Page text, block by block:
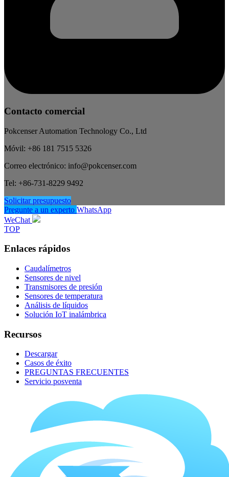
Contacto comercial
Pokcenser Automation Technology Co., Ltd
Móvil: +86 181 7515 5326
Correo electrónico: info@pokcenser.com
Tel: +86-731-8229 9492
Solicitar presupuesto
Pregunte a un experto WhatsApp
WeChat
TOP
Enlaces rápidos
Caudalímetros
Sensores de nivel
Transmisores de presión
Sensores de temperatura
Análisis de líquidos
Solución IoT inalámbrica
Recursos
Descargar
Casos de éxito
PREGUNTAS FRECUENTES
Servicio posventa